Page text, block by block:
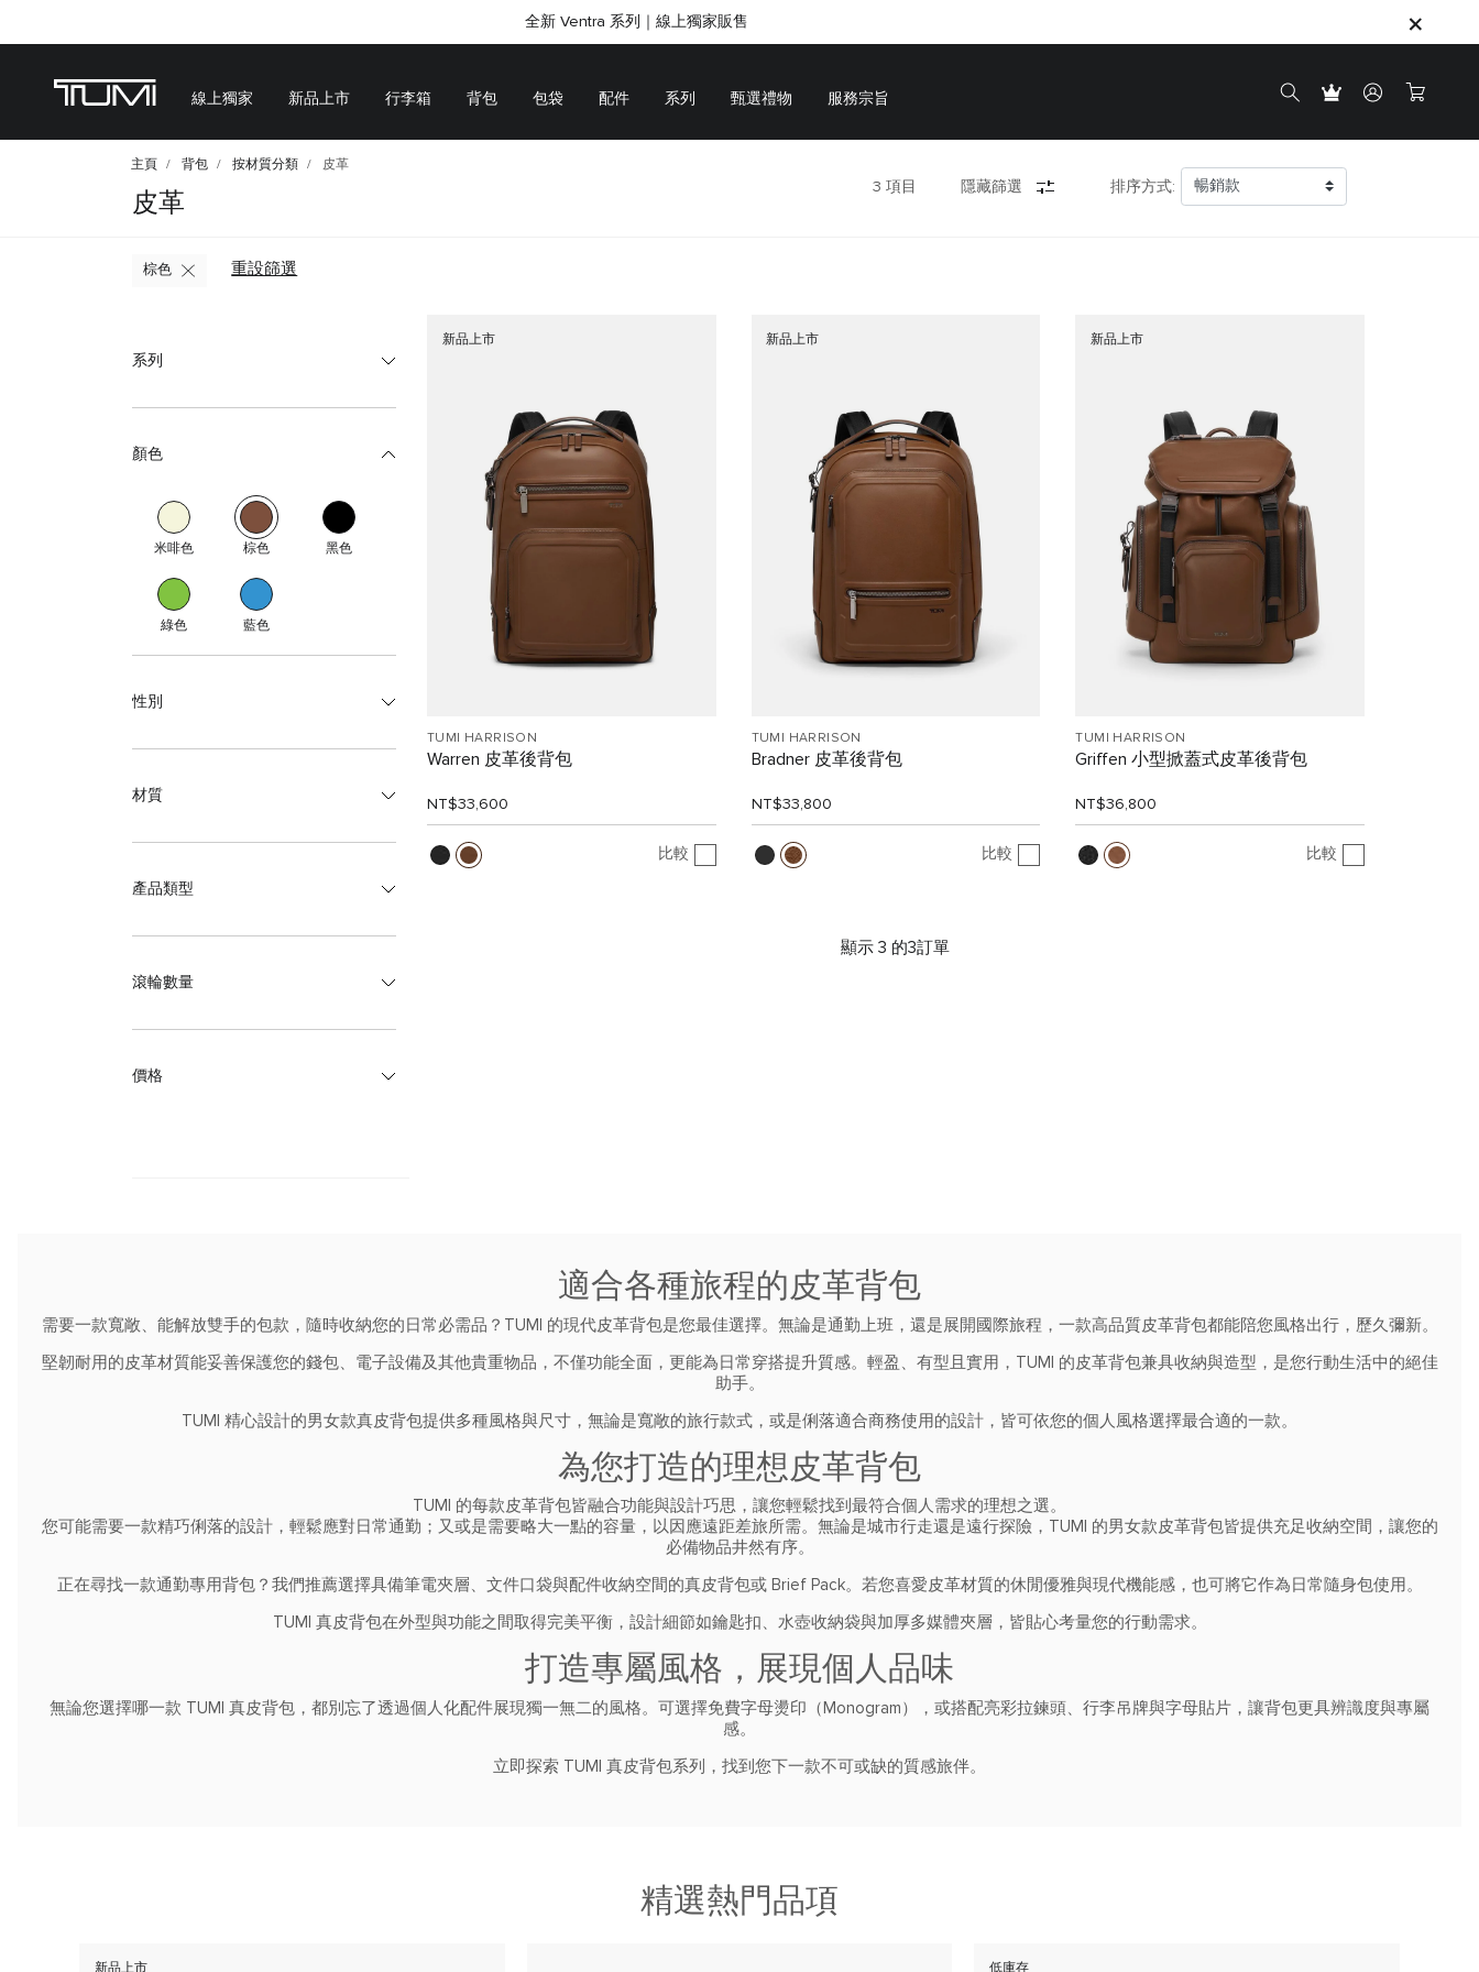
SHOP GIFTS
SHOP GIFTS
全新 Ventra 系列｜線上獨家販售
線上獨家 新品上市 行李箱 背包 包袋 配件 系列 甄選禮物 服務宗旨
主頁 背包 按材質分類 皮革
皮革
3 項目 隱藏篩選 排序方式:
重設篩選
棕色
系列
顏色
米啡色 棕色 黑色
綠色 藍色
性別
材質
產品類型
滾輪數量
價格
新品上市
TUMI HARRISON
Warren 皮革後背包
NT$33,600
比較
新品上市
TUMI HARRISON
Bradner 皮革後背包
NT$33,800
比較
新品上市
TUMI HARRISON
Griffen 小型掀蓋式皮革後背包
NT$36,800
比較
顯示 3 的3訂單
適合各種旅程的皮革背包
需要一款寬敞、能解放雙手的包款，隨時收納您的日常必需品？TUMI 的現代皮革背包是您最佳選擇。無論是通勤上班，還是展開國際旅程，一款高品質皮革背包都能陪您風格出行，歷久彌新。
堅韌耐用的皮革材質能妥善保護您的錢包、電子設備及其他貴重物品，不僅功能全面，更能為日常穿搭提升質感。輕盈、有型且實用，TUMI 的皮革背包兼具收納與造型，是您行動生活中的絕佳
助手。
TUMI 精心設計的男女款真皮背包提供多種風格與尺寸，無論是寬敞的旅行款式，或是俐落適合商務使用的設計，皆可依您的個人風格選擇最合適的一款。
為您打造的理想皮革背包
TUMI 的每款皮革背包皆融合功能與設計巧思，讓您輕鬆找到最符合個人需求的理想之選。
您可能需要一款精巧俐落的設計，輕鬆應對日常通勤；又或是需要略大一點的容量，以因應遠距差旅所需。無論是城市行走還是遠行探險，TUMI 的男女款皮革背包皆提供充足收納空間，讓您的
必備物品井然有序。
正在尋找一款通勤專用背包？我們推薦選擇具備筆電夾層、文件口袋與配件收納空間的真皮背包或 Brief Pack。若您喜愛皮革材質的休閒優雅與現代機能感，也可將它作為日常隨身包使用。
TUMI 真皮背包在外型與功能之間取得完美平衡，設計細節如鑰匙扣、水壺收納袋與加厚多媒體夾層，皆貼心考量您的行動需求。
打造專屬風格，展現個人品味
無論您選擇哪一款 TUMI 真皮背包，都別忘了透過個人化配件展現獨一無二的風格。可選擇免費字母燙印（Monogram），或搭配亮彩拉鍊頭、行李吊牌與字母貼片，讓背包更具辨識度與專屬
感。
立即探索 TUMI 真皮背包系列，找到您下一款不可或缺的質感旅伴。
精選熱門品項
新品上市 低庫存